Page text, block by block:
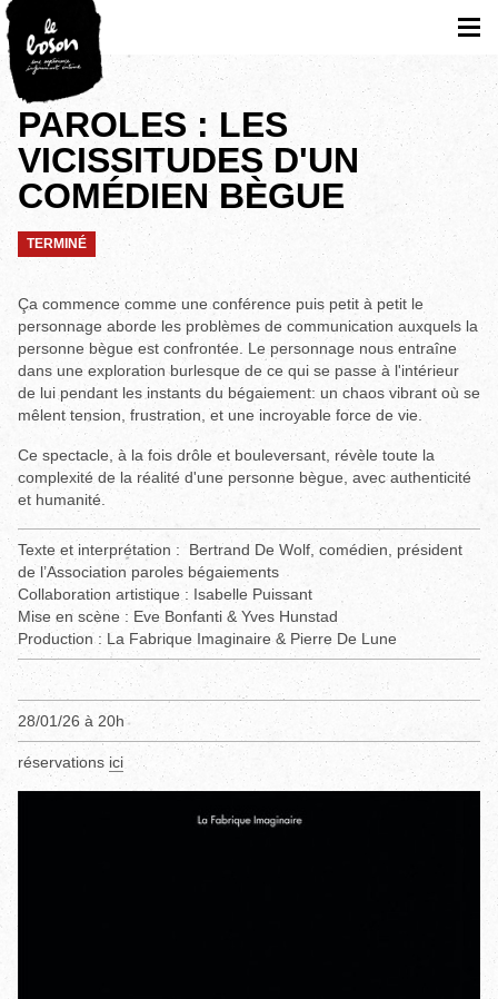
PAROLES : LES
VICISSITUDES D'UN
COMÉDIEN BÈGUE
TERMINÉ
Ça commence comme une conférence puis petit à petit le
personnage aborde les problèmes de communication auxquels la
personne bègue est confrontée. Le personnage nous entraîne
dans une exploration burlesque de ce qui se passe à l'intérieur
de lui pendant les instants du bégaiement: un chaos vibrant où se
mêlent tension, frustration, et une incroyable force de vie.
Ce spectacle, à la fois drôle et bouleversant, révèle toute la
complexité de la réalité d'une personne bègue, avec authenticité
et humanité.
Texte et interprétation : Bertrand De Wolf, comédien, président
de l’Association paroles bégaiements
Collaboration artistique : Isabelle Puissant
Mise en scène : Eve Bonfanti & Yves Hunstad
Production : La Fabrique Imaginaire & Pierre De Lune
28/01/26 à 20h
réservations ici